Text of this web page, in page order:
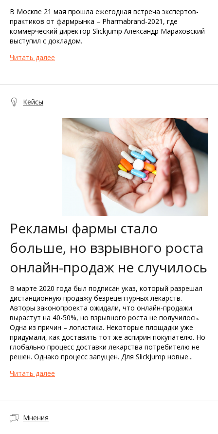
В Москве 21 мая прошла ежегодная встреча экспертов-
практиков от фармрынка – Pharmabrand-2021, где
коммерческий директор Slickjump Александр Мараховский
выступил с докладом.
Читать далее
Кейсы
Рекламы фармы стало
больше, но взрывного роста
онлайн-продаж не случилось
В марте 2020 года был подписан указ, который разрешал
дистанционную продажу безрецептурных лекарств.
Авторы законопроекта ожидали, что онлайн-продажи
вырастут на 40-50%, но взрывного роста не получилось.
Одна из причин – логистика. Некоторые площадки уже
придумали, как доставить тот же аспирин покупателю. Но
глобально процесс доставки лекарства потребителю не
решен. Однако процесс запущен. Для SlickJump новые...
Читать далее
Мнения